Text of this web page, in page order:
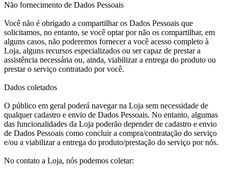
Não fornecimento de Dados Pessoais
Você não é obrigado a compartilhar os Dados Pessoais que
solicitamos, no entanto, se você optar por não os compartilhar, em
alguns casos, não poderemos fornecer a você acesso completo à
Loja, alguns recursos especializados ou ser capaz de prestar a
assistência necessária ou, ainda, viabilizar a entrega do produto ou
prestar o serviço contratado por você.
Dados coletados
O público em geral poderá navegar na Loja sem necessidade de
qualquer cadastro e envio de Dados Pessoais. No entanto, algumas
das funcionalidades da Loja poderão depender de cadastro e envio
de Dados Pessoais como concluir a compra/contratação do serviço
e/ou a viabilizar a entrega do produto/prestação do serviço por nós.
No contato a Loja, nós podemos coletar: